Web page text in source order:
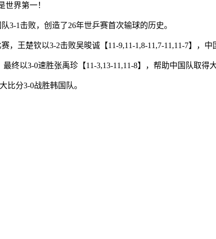
界第一！
3-1击败，创造了26年世乒赛首次输球的历史。
王楚钦以3-2击败吴晙诚【11-9,11-1,8-11,7-11,11-7】，中
以3-0速胜张禹珍【11-3,13-11,11-8】，帮助中国队取得
比分3-0战胜韩国队。